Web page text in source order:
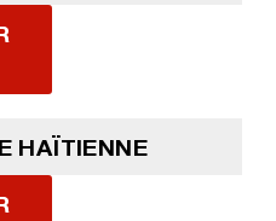
HAÏTIENNE